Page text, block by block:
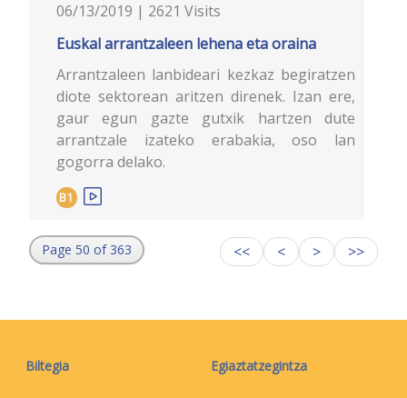
06/13/2019 | 2621 Visits
Euskal arrantzaleen lehena eta oraina
Arrantzaleen lanbideari kezkaz begiratzen
diote sektorean aritzen direnek. Izan ere,
gaur egun gazte gutxik hartzen dute
arrantzale izateko erabakia, oso lan
gogorra delako.
B1
Page 50 of 363 << < > >>
Biltegia Egiaztatzegintza